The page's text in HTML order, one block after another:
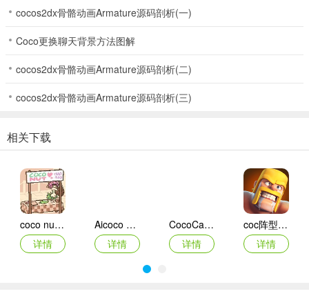
coc是什么意思啊
本。在这里，你能体验到国服没有的新内容，还能和外国玩家对战。
你使用，不断发展科技提升营地等级，打造强大部落。它能解决你对
策略对战的需求，让你感受原汁原味的策略竞技。前期多攒宝石开5
农，按技巧发育，比如优先升级高级罐子等。打钱攻略也很实用，教
购买。亮点多多，能更快体验新版本，兵种阵型自由搭配，不同玩法
在策略与社交的世界中。
coco
COC国际服是一款超有趣的策略手游。它能让你体验到国服没有的新
内容，和外国玩家对战超刺激。游戏里兵种多样可自由搭配，建筑丰
cocos2dx骨骼动画Armature源码剖析(一)
Coco更换聊天背景方法图解
cocos2dx骨骼动画Armature源码剖析(二)
cocos2dx骨骼动画Armature源码剖析(三)
相关下载
coco nutshake安卓版
详情
Aicoco Live
详情
CocoCat口语猫(英语学习宝)
详情
coc阵型复制工具app
详情